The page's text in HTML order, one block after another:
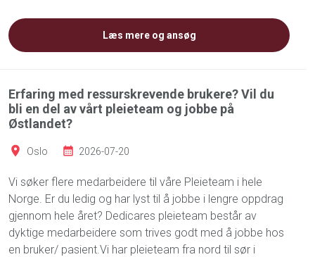
Læs mere og ansøg
Erfaring med ressurskrevende brukere? Vil du
bli en del av vårt pleieteam og jobbe på
Østlandet?
Oslo 2026-07-20
Vi søker flere medarbeidere til våre Pleieteam i hele
Norge. Er du ledig og har lyst til å jobbe i lengre oppdrag
gjennom hele året? Dedicares pleieteam består av
dyktige medarbeidere som trives godt med å jobbe hos
en bruker/ pasient.Vi har pleieteam fra nord til sør i